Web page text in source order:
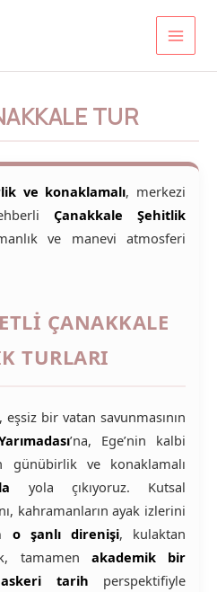
TUR
ve konaklamalı, merkezi
Çanakkale Şehitlik
ve manevi atmosferi
ÇANAKKALE
TURLARI
bir vatan savunmasının
’na, Ege’nin kalbi
günübirlik ve konaklamalı
yola çıkıyoruz. Kutsal
kahramanların ayak izlerini
o şanlı direnişi, kulaktan
tamamen akademik bir
tarih perspektifiyle